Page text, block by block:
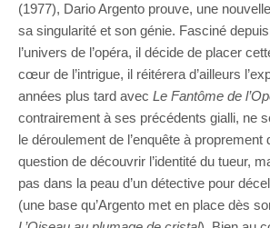
(1977), Dario Argento prouve, une
sa singularité et son génie. Fasciné
l’univers de l’opéra, il décide de placer
cœur de l’intrigue, il réitérera d’ailleurs
années plus tard avec Le Fantôme de
contrairement à ses précédents gialli, ne
le déroulement de l’enquête à proprement
question de découvrir l’identité du tueur,
pas dans la peau d’un détective pour
(une base qu’Argento met en place dès